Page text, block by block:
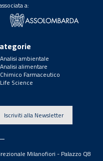
a:
Analisi ambientale
Analisi alimentare
Chimico Farmaceutico
Life Science
Iscriviti alla Newsletter
Milanofiori - Palazzo Q8